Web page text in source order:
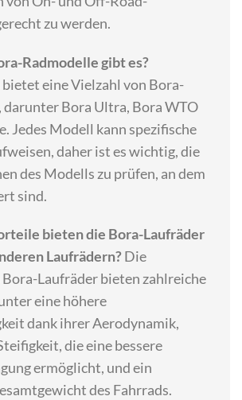
zu werden.
Radmodelle gibt es?
eine Vielzahl von Bora-
darunter Bora Ultra, Bora WTO
Jedes Modell kann spezifische
daher ist es wichtig, die
des Modells zu prüfen, an dem
sind.
bieten die Bora-Laufräder
Laufrädern? Die
Laufräder bieten zahlreiche
eine höhere
dank ihrer Aerodynamik,
die eine bessere
ermöglicht, und ein
des Fahrrads.